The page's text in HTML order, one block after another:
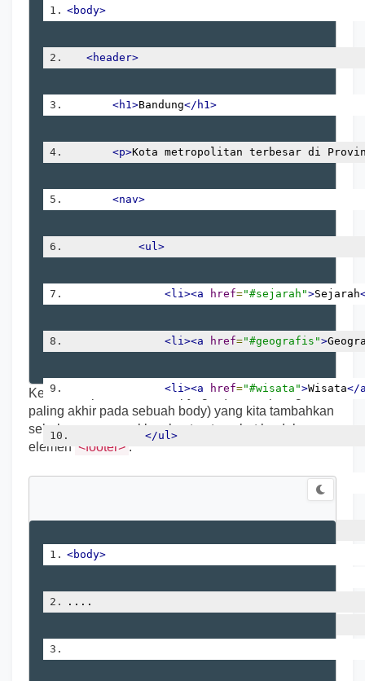
<body>
<header>
<h1>Bandung</h1>
<p>Kota metropolitan terbesar di
<nav>
<ul>
<li><a href="#sejarah">Sejarah
<li><a href="#geografis">
<li><a href="#wisata">Wisata</
</ul>
Kemudian pada konten copyright (konten paragraf
paling akhir pada sebuah body) yang kita tambahkan
sebelumnya, masukkan konten tersebut ke dalam
elemen <footer> .
<body>
....